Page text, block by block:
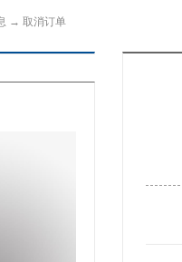
→ 取消订单